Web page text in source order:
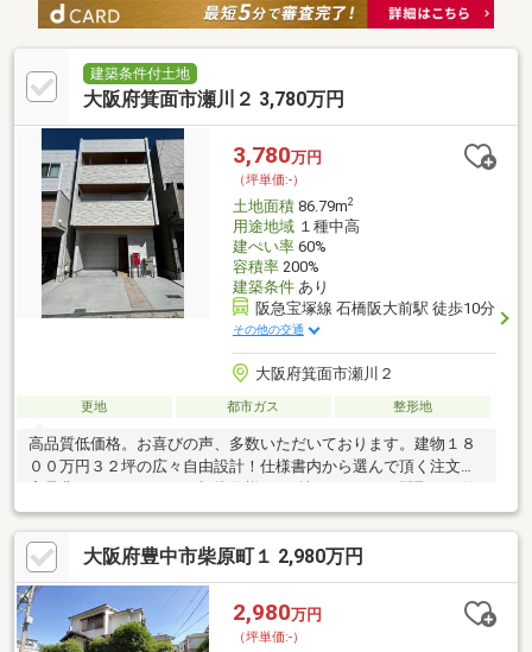
建築条件付土地
大阪府箕面市瀬川２ 3,780万円
3,780万円
（坪単価:-）
土地面積86.79m2
用途地域１種中高
建ぺい率60%
容積率200%
建築条件あり
阪急宝塚線 石橋阪大前駅 徒歩10分
その他の交通
大阪府箕面市瀬川２
更地 都市ガス 整形地
高品質低価格。お喜びの声、多数いただいております。建物１８
００万円３２坪の広々自由設計！仕様書内から選んで頂く注文住
様もこだわりたいけど、出来るだけ価格は抑えたい。弊社が全力
で叶えます。間取りは何度でも変更可能。仕様も柔軟にカスタマ
イズ可能■ご案内の流れモデルハウスご見学↓土地のご案内↓ご来
社後、諸費用込みの総額をご提示↓住宅ローンのご説明、ご提案ご
送迎、ご相談等、柔軟に対応いたします。0120390617まで、お気
軽にお問い合わせください。
大阪府豊中市柴原町１ 2,980万円
2,980万円
（坪単価:-）